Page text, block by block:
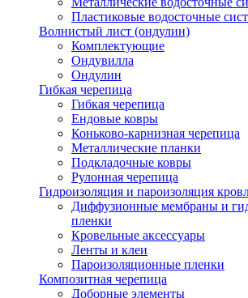
Пластиковые водосточные
Волнистый лист (ондулин)
Комплектующие
Ондувилла
Ондулин
Гибкая черепица
Гибкая черепица
Ендовые ковры
Коньково-карнизная черепица
Металлические планки
Подкладочные ковры
Рулонная черепица
Гидроизоляция и пароизоляция
Диффузионные мембраны и
пленки
Кровельные аксессуары
Ленты и клеи
Пароизоляционные пленки
Композитная черепица
Доборные элементы